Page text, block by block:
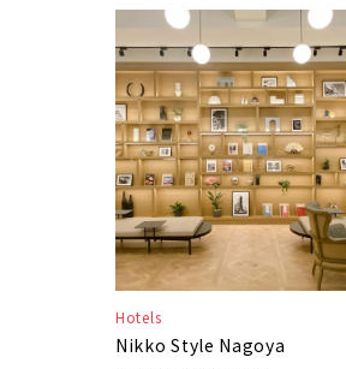
Hotels
Nikko Style Nagoya